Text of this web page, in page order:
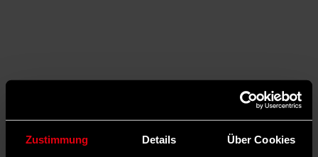
Zustimmung Details Über Cookies
Auf Facebook teilen